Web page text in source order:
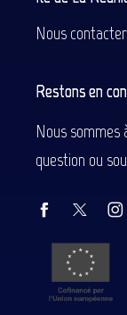
Nous contacter
Restons en
Nous sommes
question ou